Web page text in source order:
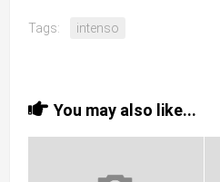
Tags: intenso
You may also like...